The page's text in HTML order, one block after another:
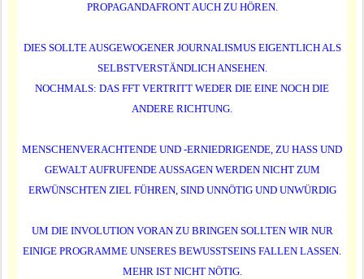
PROPAGANDAFRONT AUCH ZU HÖREN.
DIES SOLLTE AUSGEWOGENER JOURNALISMUS EIGENTLICH ALS
SELBSTVERSTÄNDLICH ANSEHEN.
NOCHMALS: DAS FFT VERTRITT WEDER DIE EINE NOCH DIE
ANDERE RICHTUNG.
MENSCHENVERACHTENDE UND -ERNIEDRIGENDE, ZU HASS UND
GEWALT AUFRUFENDE AUSSAGEN WERDEN NICHT ZUM
ERWÜNSCHTEN ZIEL FÜHREN, SIND UNNÖTIG UND UNWÜRDIG
UM DIE INVOLUTION VORAN ZU BRINGEN SOLLTEN WIR NUR
EINIGE PROGRAMME UNSERES BEWUSSTSEINS FALLEN LASSEN.
MEHR IST NICHT NÖTIG.